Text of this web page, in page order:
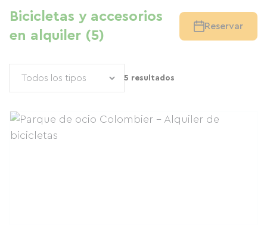
Bicicletas y accesorios
en alquiler (5)
Reservar
5 resultados